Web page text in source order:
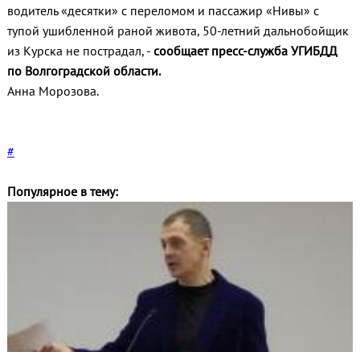
водитель «десятки» с переломом и пассажир «Нивы» с
тупой ушибленной раной живота, 50-летний дальнобойщик
из Курска не пострадал, - сообщает пресс-служба УГИБДД
по Волгоградской области.
Анна Морозова.
#
Популярное в тему: